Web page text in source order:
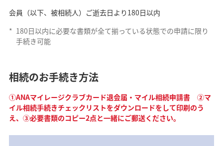
会員（以下、被相続人）ご逝去日より180日以内
* 180日以内に必要な書類が全て揃っている状態での申請に限り
手続き可能
相続のお手続き方法
①ANAマイレージクラブカード退会届・マイル相続申請書 ②マ
イル相続手続きチェックリストをダウンロードをして印刷のう
え、③必要書類のコピー2点と一緒にご郵送ください。